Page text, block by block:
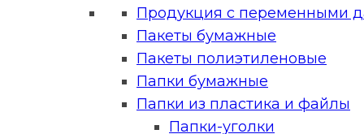
Продукция с переменными
Пакеты бумажные
Пакеты полиэтиленовые
Папки бумажные
Папки из пластика и файлы
Папки-уголки